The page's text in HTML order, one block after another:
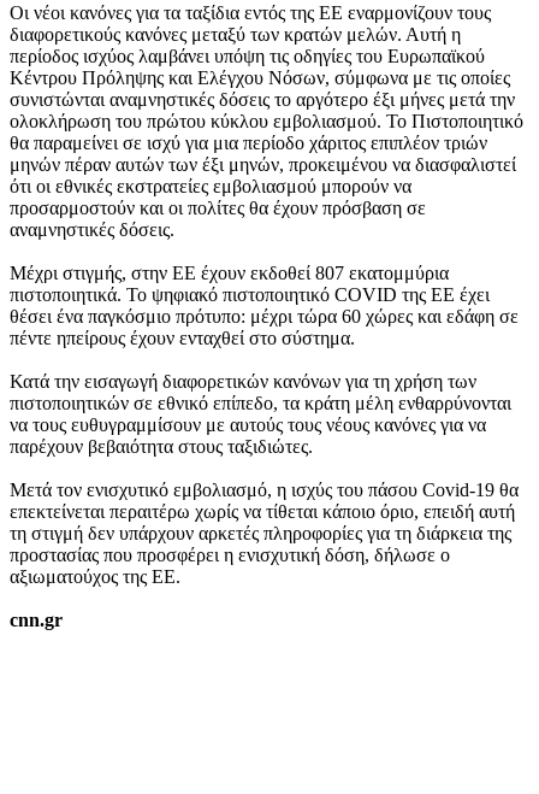
Οι νέοι κανόνες για τα ταξίδια εντός της ΕΕ εναρμονίζουν τους
διαφορετικούς κανόνες μεταξύ των κρατών μελών. Αυτή η
περίοδος ισχύος λαμβάνει υπόψη τις οδηγίες του Ευρωπαϊκού
Κέντρου Πρόληψης και Ελέγχου Νόσων, σύμφωνα με τις οποίες
συνιστώνται αναμνηστικές δόσεις το αργότερο έξι μήνες μετά την
ολοκλήρωση του πρώτου κύκλου εμβολιασμού. Το Πιστοποιητικό
θα παραμείνει σε ισχύ για μια περίοδο χάριτος επιπλέον τριών
μηνών πέραν αυτών των έξι μηνών, προκειμένου να διασφαλιστεί
ότι οι εθνικές εκστρατείες εμβολιασμού μπορούν να
προσαρμοστούν και οι πολίτες θα έχουν πρόσβαση σε
αναμνηστικές δόσεις.
Μέχρι στιγμής, στην ΕΕ έχουν εκδοθεί 807 εκατομμύρια
πιστοποιητικά. Το ψηφιακό πιστοποιητικό COVID της ΕΕ έχει
θέσει ένα παγκόσμιο πρότυπο: μέχρι τώρα 60 χώρες και εδάφη σε
πέντε ηπείρους έχουν ενταχθεί στο σύστημα.
Κατά την εισαγωγή διαφορετικών κανόνων για τη χρήση των
πιστοποιητικών σε εθνικό επίπεδο, τα κράτη μέλη ενθαρρύνονται
να τους ευθυγραμμίσουν με αυτούς τους νέους κανόνες για να
παρέχουν βεβαιότητα στους ταξιδιώτες.
Μετά τον ενισχυτικό εμβολιασμό, η ισχύς του πάσου Covid-19 θα
επεκτείνεται περαιτέρω χωρίς να τίθεται κάποιο όριο, επειδή αυτή
τη στιγμή δεν υπάρχουν αρκετές πληροφορίες για τη διάρκεια της
προστασίας που προσφέρει η ενισχυτική δόση, δήλωσε ο
αξιωματούχος της ΕΕ.
cnn.gr